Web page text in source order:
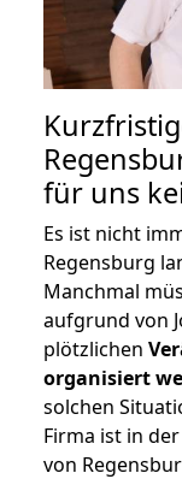
für uns
Es ist nicht
Regensburg
Manchmal
aufgrund von
plötzlichen
organisiert
solchen
Firma ist in
von